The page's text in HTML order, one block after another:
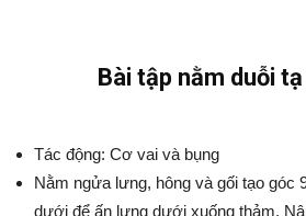
Bài tập nằm duỗi
Tác động: Cơ vai và bụng
Nằm ngửa lưng, hông và gối tạo góc
dưới để ấn lưng dưới xuống thảm.